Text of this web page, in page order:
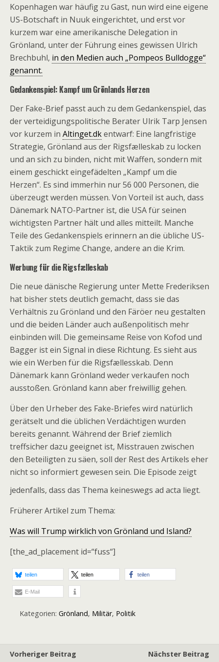
Kopenhagen war häufig zu Gast, nun wird eine eigene
US-Botschaft in Nuuk eingerichtet, und erst vor
kurzem war eine amerikanische Delegation in
Grönland, unter der Führung eines gewissen Ulrich
Brechbuhl, in den Medien auch „Pompeos Bulldogge“
genannt.
Gedankenspiel: Kampf um Grönlands Herzen
Der Fake-Brief passt auch zu dem Gedankenspiel, das
der verteidigungspolitische Berater Ulrik Tarp Jensen
vor kurzem in Altinget.dkentwarf: Eine langfristige
Strategie, Grönland aus der Rigsfælleskab zu locken
und an sich zu binden, nicht mit Waffen, sondern mit
einem geschickt eingefädelten „Kampf um die
Herzen“. Es sind immerhin nur 56 000 Personen, die
überzeugt werden müssen. Von Vorteil ist auch, dass
Dänemark NATO-Partner ist, die USA für seinen
wichtigsten Partner hält und alles mitteilt. Manche
Teile des Gedankenspiels erinnern an die übliche US-
Taktik zum Regime Change, andere an die Krim.
Werbung für die Rigsfælleskab
Die neue dänische Regierung unter Mette Frederiksen
hat bisher stets deutlich gemacht, dass sie das
Verhältnis zu Grönland und den Färöer neu gestalten
und die beiden Länder auch außenpolitisch mehr
einbinden will. Die gemeinsame Reise von Kofod und
Bagger ist ein Signal in diese Richtung. Es sieht aus
wie ein Werben für die Rigsfællesskab. Denn
Dänemark kann Grönland weder verkaufen noch
ausstoßen. Grönland kann aber freiwillig gehen.
Über den Urheber des Fake-Briefes wird natürlich
gerätselt und die üblichen Verdächtigen wurden
bereits genannt. Während der Brief ziemlich
treffsicher dazu geeignet ist, Misstrauen zwischen
den Beteiligten zu säen, soll der Rest des Artikels eher
nicht so informiert gewesen sein. Die Episode zeigt
jedenfalls, dass das Thema keineswegs ad acta liegt.
Früherer Artikel zum Thema:
Was will Trump wirklich von Grönland und Island?
[the_ad_placement id=“fuss“]
teilen teilen teilen
E-Mail
Kategorien: Grönland, Militär, Politik
Vorheriger Beitrag
Nächster Beitrag